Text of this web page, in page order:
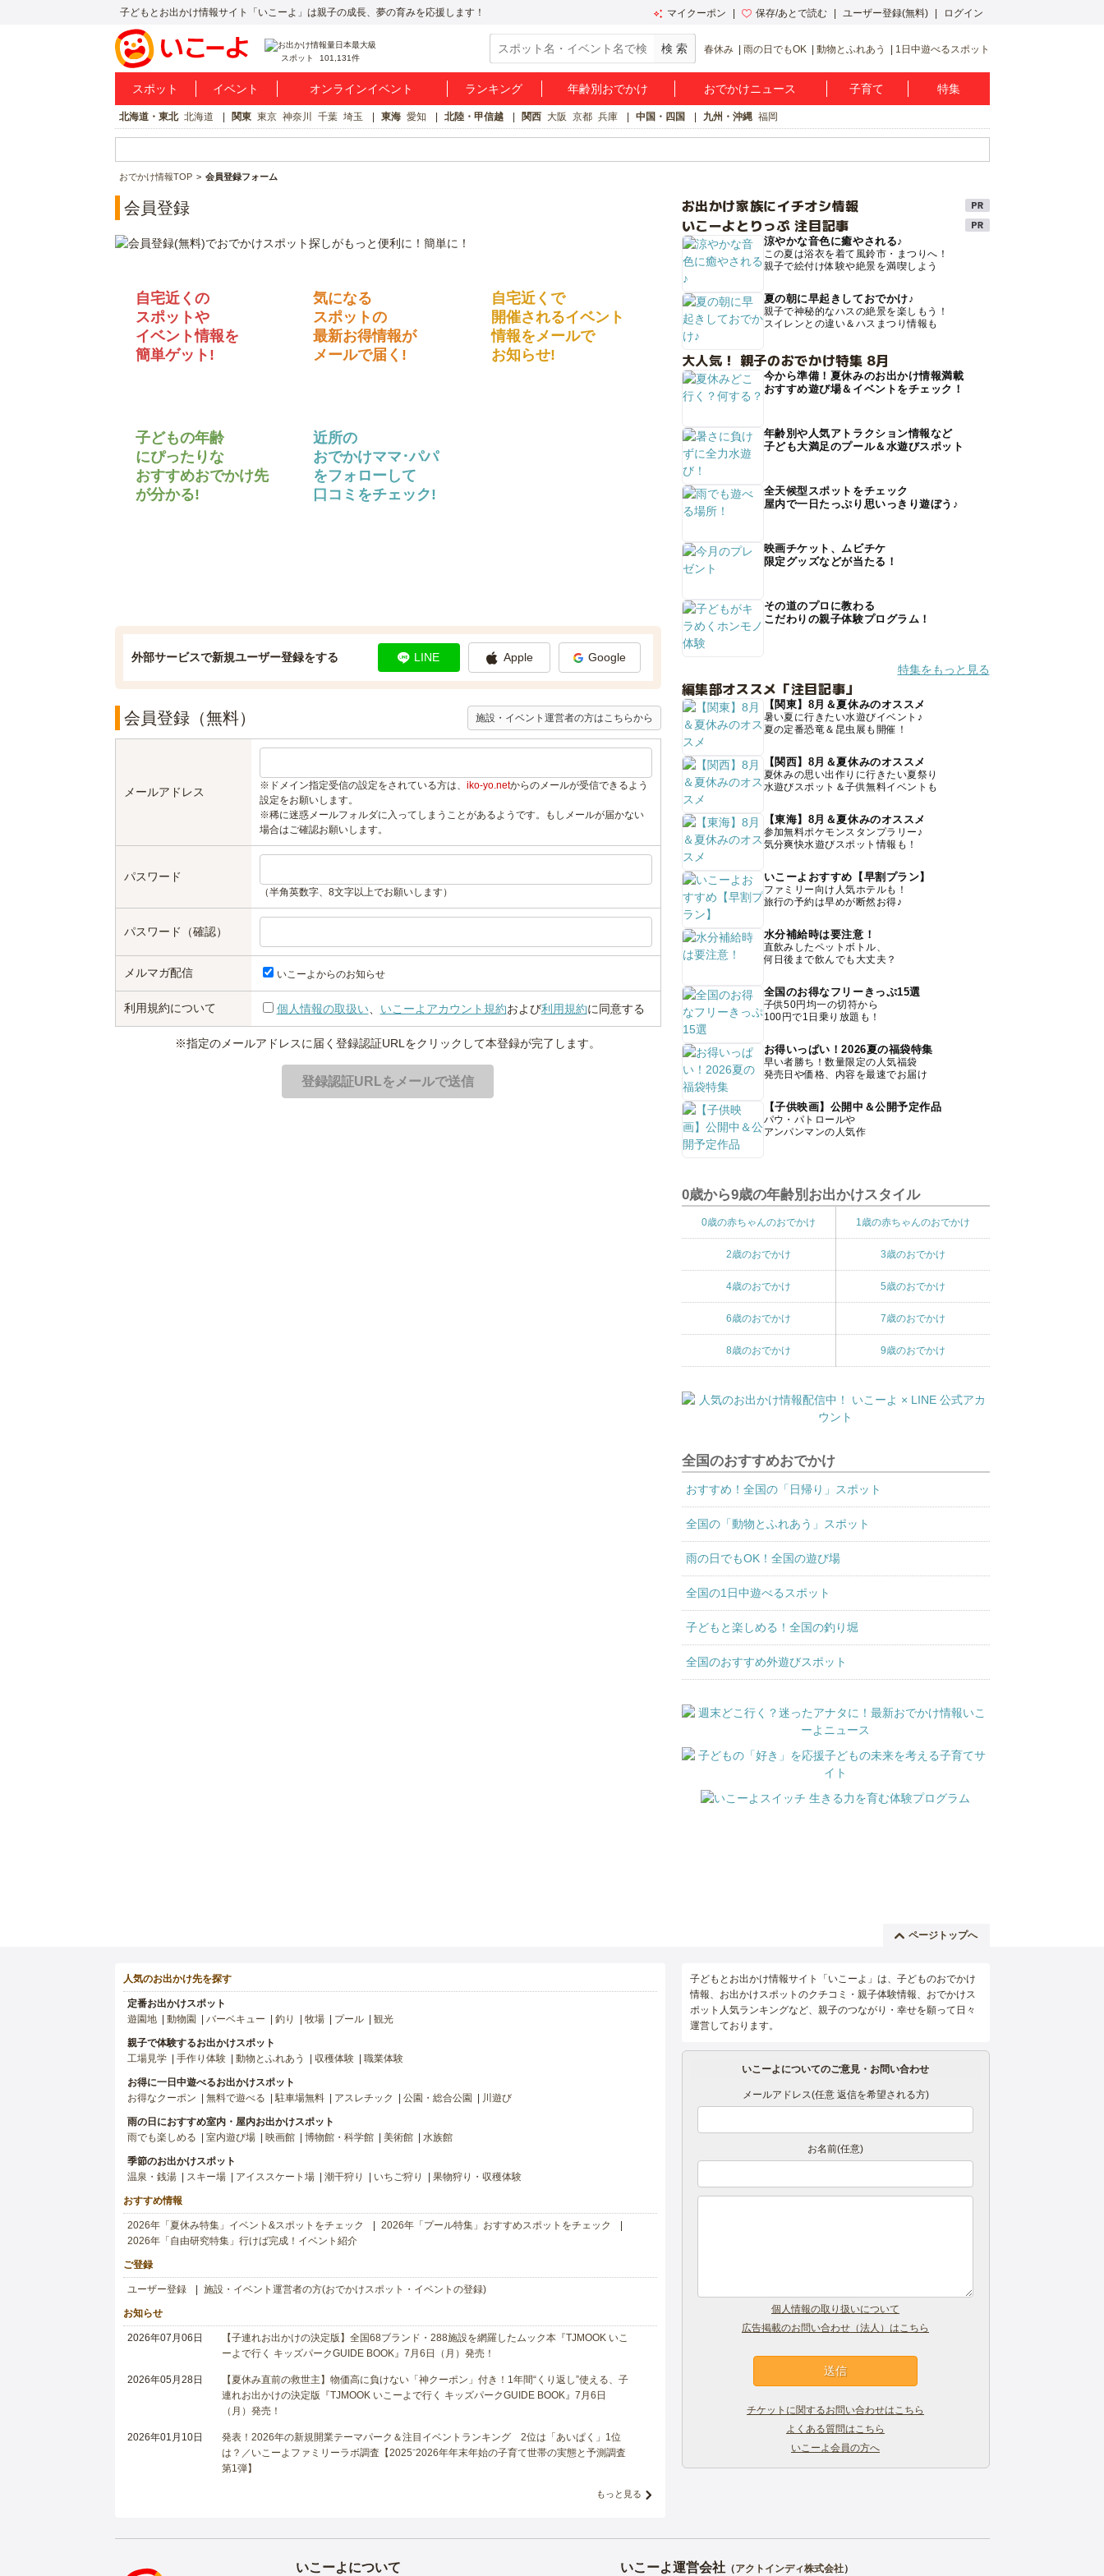
子どもとお出かけ情報サイト「いこーよ」は親子の成長、夢の育みを応援します！ マイクーポン 保存/あとで読む ユーザー登録(無料) ログイン
スポット 101,131件
春休み 雨の日でもOK 動物とふれあう 1日中遊べるスポット
スポット イベント オンラインイベント ランキング 年齢別おでかけ おでかけニュース 子育て 特集
北海道・東北 北海道 関東 東京 神奈川 千葉 埼玉 東海 愛知 北陸・甲信越 関西 大阪 京都 兵庫 中国・四国 九州・沖縄 福岡
おでかけ情報TOP 会員登録フォーム
会員登録
自宅近くの
スポットや
イベント情報を
簡単ゲット!
気になる
スポットの
最新お得情報が
メールで届く!
自宅近くで
開催されるイベント
情報をメールで
お知らせ!
子どもの年齢
にぴったりな
おすすめおでかけ先
が分かる!
近所の
おでかけママ･パパ
をフォローして
口コミをチェック!
外部サービスで新規ユーザー登録をする LINE Apple Google
会員登録（無料） 施設・イベント運営者の方はこちらから
メールアドレス ※ドメイン指定受信の設定をされている方は、 iko-yo.netからのメールが受信できるよう
設定をお願いします。
※稀に迷惑メールフォルダに入ってしまうことがあるようです。もしメールが届かない
場合はご確認お願いします。
パスワード
（半角英数字、8文字以上でお願いします）
パスワード（確認）
メルマガ配信 いこーよからのお知らせ
利用規約について 個人情報の取扱い、 いこーよアカウント規約および利用規約に同意する
※指定のメールアドレスに届く登録認証URLをクリックして本登録が完了します。
お出かけ家族にイチオシ情報
いこーよとりっぷ 注目記事
涼やかな音色に癒やされる♪
この夏は浴衣を着て風鈴市・まつりへ！
親子で絵付け体験や絶景を満喫しよう
夏の朝に早起きしておでかけ♪
親子で神秘的なハスの絶景を楽しもう！
スイレンとの違い＆ハスまつり情報も
大人気！ 親子のおでかけ特集 8月
今から準備！夏休みのお出かけ情報満載
おすすめ遊び場＆イベントをチェック！
年齢別や人気アトラクション情報など
子ども大満足のプール＆水遊びスポット
全天候型スポットをチェック
屋内で一日たっぷり思いっきり遊ぼう♪
映画チケット、ムビチケ
限定グッズなどが当たる！
その道のプロに教わる
こだわりの親子体験プログラム！
特集をもっと見る
編集部オススメ「注目記事」
【関東】8月＆夏休みのオススメ
暑い夏に行きたい水遊びイベント♪
夏の定番恐竜＆昆虫展も開催！
【関西】8月＆夏休みのオススメ
夏休みの思い出作りに行きたい夏祭り
水遊びスポット＆子供無料イベントも
【東海】8月＆夏休みのオススメ
参加無料ポケモンスタンプラリー♪
気分爽快水遊びスポット情報も！
いこーよおすすめ【早割プラン】
ファミリー向け人気ホテルも！
旅行の予約は早めが断然お得♪
水分補給時は要注意！
直飲みしたペットボトル、
何日後まで飲んでも大丈夫？
全国のお得なフリーきっぷ15選
子供50円均一の切符から
100円で1日乗り放題も！
お得いっぱい！2026夏の福袋特集
早い者勝ち！数量限定の人気福袋
発売日や価格、内容を最速でお届け
【子供映画】公開中＆公開予定作品
パウ・パトロールや
アンパンマンの人気作
0歳から9歳の年齢別お出かけスタイル
0歳の赤ちゃんのおでかけ 1歳の赤ちゃんのおでかけ
2歳のおでかけ 3歳のおでかけ
4歳のおでかけ 5歳のおでかけ
6歳のおでかけ 7歳のおでかけ
8歳のおでかけ 9歳のおでかけ
全国のおすすめおでかけ
おすすめ！全国の「日帰り」スポット
全国の「動物とふれあう」スポット
雨の日でもOK！全国の遊び場
全国の1日中遊べるスポット
子どもと楽しめる！全国の釣り堀
全国のおすすめ外遊びスポット
ページトップへ
人気のお出かけ先を探す
定番お出かけスポット
遊園地
動物園 バーベキュー 釣り 牧場 プール 観光
親子で体験するお出かけスポット
工場見学
手作り体験 動物とふれあう 収穫体験 職業体験
お得に一日中遊べるお出かけスポット
お得なクーポン
無料で遊べる 駐車場無料 アスレチック 公園・総合公園 川遊び
雨の日におすすめ室内・屋内お出かけスポット
雨でも楽しめる
室内遊び場 映画館 博物館・科学館 美術館 水族館
季節のお出かけスポット
温泉・銭湯
スキー場 アイススケート場 潮干狩り いちご狩り 果物狩り・収穫体験
おすすめ情報
2026年「夏休み特集」イベント&スポットをチェック
2026年「プール特集」おすすめスポットをチェック
2026年「自由研究特集」行けば完成！イベント紹介
ご登録
ユーザー登録 施設・イベント運営者の方(おでかけスポット・イベントの登録)
お知らせ
2026年07月06日
【子連れお出かけの決定版】全国68ブランド・288施設を網羅したムック本『TJMOOK いこ
ーよで行く キッズパークGUIDE BOOK』7月6日（月）発売！
2026年05月28日
【夏休み直前の救世主】物価高に負けない「神クーポン」付き！1年間“くり返し”使える、子
連れお出かけの決定版『TJMOOK いこーよで行く キッズパークGUIDE BOOK』7月6日
（月）発売！
2026年01月10日
発表！2026年の新規開業テーマパーク＆注目イベントランキング 2位は「あいぱく」1位
は？／いこーよファミリーラボ調査【2025⁻2026年年末年始の子育て世帯の実態と予測調査
第1弾】
もっと見る
子どもとお出かけ情報サイト「いこーよ」は、子どものおでかけ
情報、お出かけスポットのクチコミ・親子体験情報、おでかけス
ポット人気ランキングなど、親子のつながり・幸せを願って日々
運営しております。
いこーよについてのご意見・お問い合わせ
メールアドレス(任意 返信を希望される方)
お名前(任意)
個人情報の取り扱いについて
広告掲載のお問い合わせ（法人）はこちら
チケットに関するお問い合わせはこちら
よくある質問はこちら
いこーよ会員の方へ
いこーよについて いこーよ運営会社（アクトインディ株式会社）